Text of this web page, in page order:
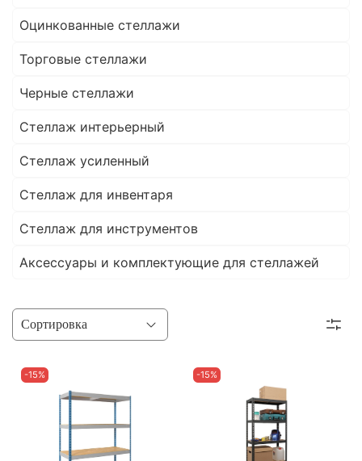
Оцинкованные стеллажи
Торговые стеллажи
Черные стеллажи
Стеллаж интерьерный
Стеллаж усиленный
Стеллаж для инвентаря
Стеллаж для инструментов
Аксессуары и комплектующие для стеллажей
-15% -15%